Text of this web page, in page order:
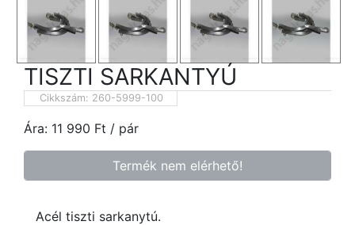
TISZTI SARKANTYÚ
Cikkszám: 260-5999-100
Ára: 11 990 Ft / pár
Termék nem elérhető!
Acél tiszti sarkanytú.